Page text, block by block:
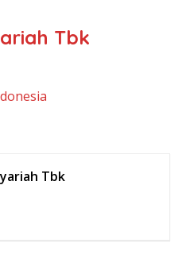
Tbk
Tbk